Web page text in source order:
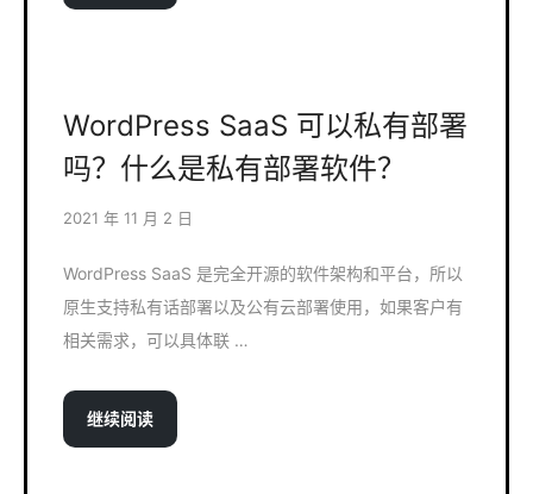
WordPress SaaS 可以私有部署
吗？什么是私有部署软件？
2021 年 11 月 2 日
WordPress SaaS 是完全开源的软件架构和平台，所以
原生支持私有话部署以及公有云部署使用，如果客户有
相关需求，可以具体联 …
继续阅读